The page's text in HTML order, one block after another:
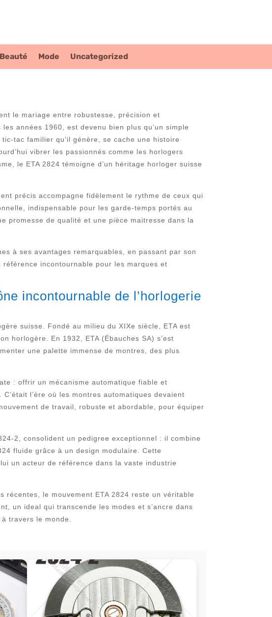
Beauté Mode Uncategorized
le mariage entre robustesse, précision et
années 1960, est devenu bien plus qu’un simple
tac familier qu’il génère, se cache une histoire
vibrer les passionnés comme les horlogers
le ETA 2824 témoigne d’un héritage horloger suisse
précis accompagne fidèlement le rythme de ceux qui
indispensable pour les garde-temps portés au
promesse de qualité et une pièce maitresse dans la
à ses avantages remarquables, en passant par son
incontournable pour les marques et
incontournable de l’horlogerie
suisse. Fondé au milieu du XIXe siècle, ETA est
horlogère. En 1932, ETA (Ébauches SA) s’est
une palette immense de montres, des plus
: offrir un mécanisme automatique fiable et
l’ère où les montres automatiques devaient
de travail, robuste et abordable, pour équiper
2, consolident un pedigree exceptionnel : il combine
fluide grâce à un design modulaire. Cette
un acteur de référence dans la vaste industrie
récentes, le mouvement ETA 2824 reste un véritable
un ideal qui transcende les modes et s’ancre dans
travers le monde.